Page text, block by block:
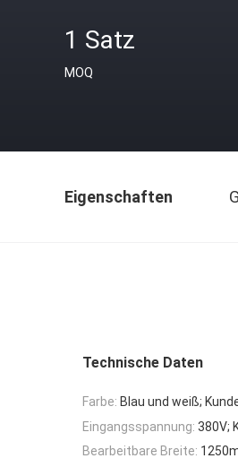
1 Satz
MOQ
Eigenschaften
Technische Daten
Farbe: Blau und weiß;
Eingangsspannung: 380V;
Bearbeitbare Breite: